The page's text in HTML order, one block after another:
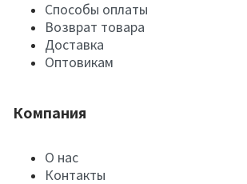
Способы оплаты
Возврат товара
Доставка
Оптовикам
Компания
О нас
Контакты